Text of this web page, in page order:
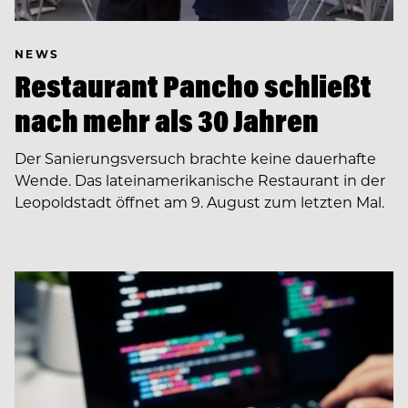
NEWS
Restaurant Pancho schließt
nach mehr als 30 Jahren
Der Sanierungsversuch brachte keine dauerhafte
Wende. Das lateinamerikanische Restaurant in der
Leopoldstadt öffnet am 9. August zum letzten Mal.